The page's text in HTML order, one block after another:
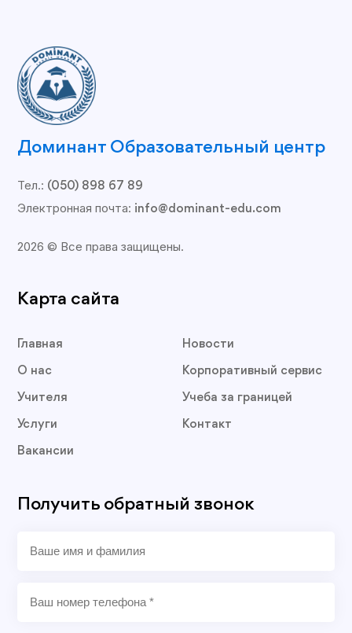
Доминант Образовательный центр
Тел.: (050) 898 67 89
Электронная почта: info@dominant-edu.com
2026 © Все права защищены.
Карта сайта
Главная
О нас
Учителя
Услуги
Вакансии
Новости
Корпоративный сервис
Учеба за границей
Контакт
Получить обратный звонок